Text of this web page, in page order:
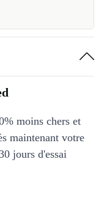
moins chers et
maintenant votre
jours d'essai